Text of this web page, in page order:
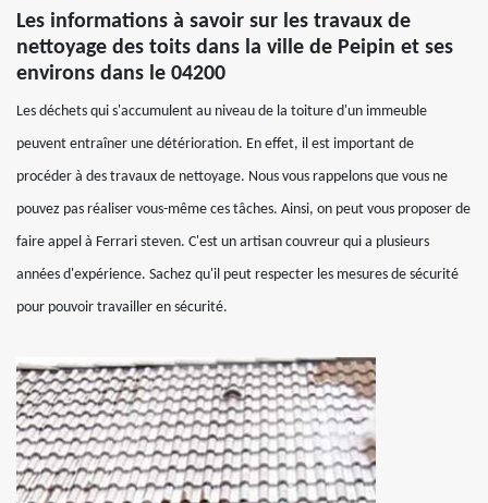
Les informations à savoir sur les travaux de
nettoyage des toits dans la ville de Peipin et ses
environs dans le 04200
Les déchets qui s'accumulent au niveau de la toiture d'un immeuble
peuvent entraîner une détérioration. En effet, il est important de
procéder à des travaux de nettoyage. Nous vous rappelons que vous ne
pouvez pas réaliser vous-même ces tâches. Ainsi, on peut vous proposer de
faire appel à Ferrari steven. C'est un artisan couvreur qui a plusieurs
années d'expérience. Sachez qu'il peut respecter les mesures de sécurité
pour pouvoir travailler en sécurité.